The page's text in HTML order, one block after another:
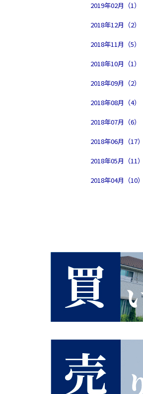
2019年02月（1）
2018年12月（2）
2018年11月（5）
2018年10月（1）
2018年09月（2）
2018年08月（4）
2018年07月（6）
2018年06月（17）
2018年05月（11）
2018年04月（10）